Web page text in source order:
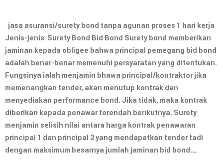
jasa asuransi/surety bond tanpa agunan proses 1 hari kerja
Jenis-jenis Surety Bond Bid Bond Surety bond memberikan
jaminan kepada obligee bahwa principal pemegang bid bond
adalah benar-benar memenuhi persyaratan yang ditentukan.
Fungsinya ialah menjamin bhawa principal/kontraktor jika
memenangkan tender, akan menutup kontrak dan
menyediakan performance bond. Jika tidak, maka kontrak
diberikan kepada penawar terendah berikutnya. Surety
menjamin selisih nilai antara harga kontrak penawaran
principal 1 dan principal 2 yang mendapatkan tender tadi
dengan maksimum besarnya jumlah jaminan bid bond.…